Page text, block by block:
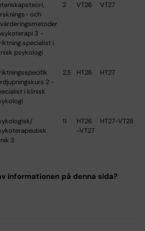
och
3 -
specialist i
psykologi
2 VT26 VT27
2 -
i klinisk
2,5 HT26 HT27
3
11
HT26
-VT27
HT27-VT28
informationen på denna sida?